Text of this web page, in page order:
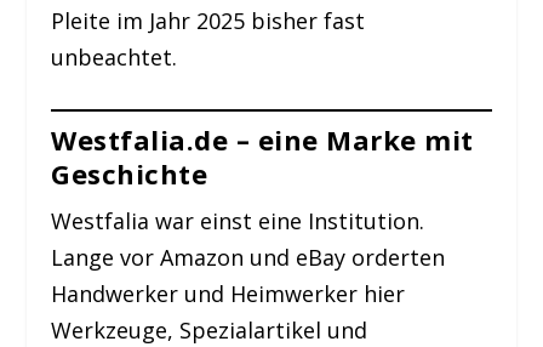
Pleite im Jahr 2025 bisher fast
unbeachtet.
Westfalia.de – eine Marke mit
Geschichte
Westfalia war einst eine Institution.
Lange vor Amazon und eBay orderten
Handwerker und Heimwerker hier
Werkzeuge, Spezialartikel und